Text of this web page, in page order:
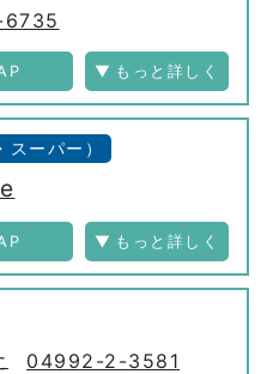
ーパー）
04992-2-3581